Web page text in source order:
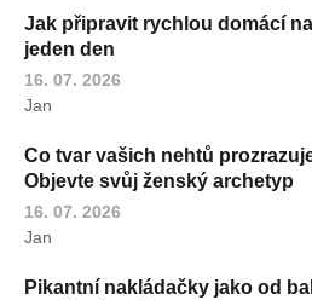
Jak připravit rychlou domácí
jeden den
16. 07. 2026
Jan
Co tvar vašich nehtů
Objevte svůj ženský archetyp
16. 07. 2026
Jan
Pikantní nakládačky jako od